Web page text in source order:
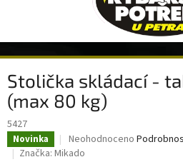
Stolička skládací -
(max 80 kg)
5427
Novinka
Průměrné
hodnocení
Neohodnoceno
Značka: Mikado